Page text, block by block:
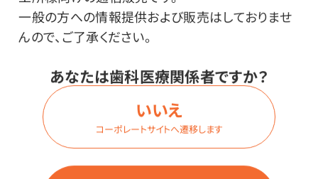
一般の方への情報提供および販売はしておりませ
んので、ご了承ください。
あなたは歯科医療関係者ですか？
いいえ
コーポレートサイトへ遷移します
●材質／ナイロン100%
※手首部分に天然ゴムを使用しています。アレルギーの
方はご注意ください。